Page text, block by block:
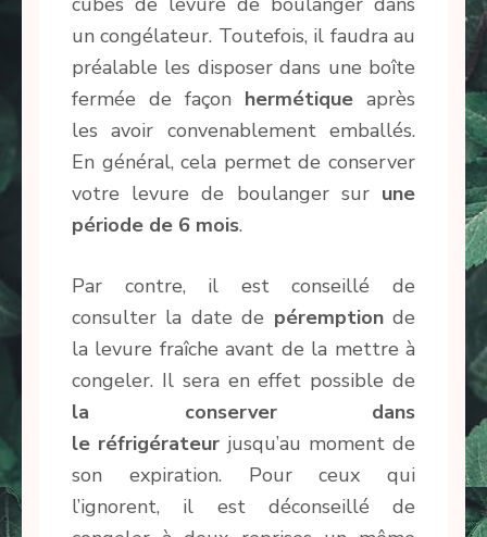
un congélateur. Toutefois, il faudra au
préalable les disposer dans une boîte
fermée de façon hermétique après
les avoir convenablement emballés.
En général, cela permet de conserver
votre levure de boulanger sur une
période de 6 mois.
Par contre, il est conseillé de
consulter la date de péremptionde
la levure fraîche avant de la mettre à
congeler. Il sera en effet possible de
la conserver dans
le réfrigérateur jusqu’au moment de
son expiration. Pour ceux qui
l’ignorent, il est déconseillé de